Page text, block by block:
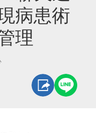
病患術
理